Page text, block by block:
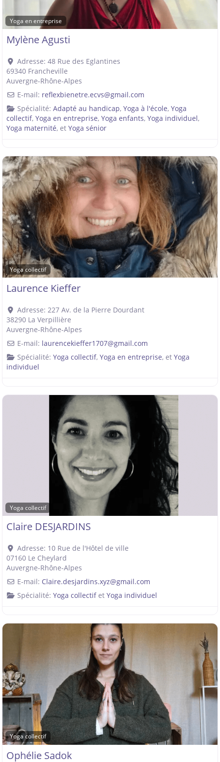
Yoga en entreprise
Mylène Agusti
Adresse: 48 Rue des Eglantines
69340 Francheville
Auvergne-Rhône-Alpes
E-mail: reflexbienetre.ecvs@gmail.com
Spécialité: Adapté au handicap, Yoga à l'école, Yoga
collectif, Yoga en entreprise, Yoga enfants, Yoga individuel,
Yoga maternité, et Yoga sénior
Yoga collectif
Laurence Kieffer
Adresse: 227 Av. de la Pierre Dourdant
38290 La Verpillière
Auvergne-Rhône-Alpes
E-mail: laurencekieffer1707@gmail.com
Spécialité: Yoga collectif, Yoga en entreprise, et Yoga
individuel
Yoga collectif
Claire DESJARDINS
Adresse: 10 Rue de l'Hôtel de ville
07160 Le Cheylard
Auvergne-Rhône-Alpes
E-mail: Claire.desjardins.xyz@gmail.com
Spécialité: Yoga collectifet Yoga individuel
Yoga collectif
Ophélie Sadok